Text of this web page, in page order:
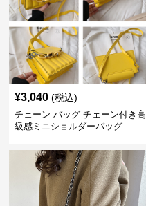
¥3,040 (税込)
チェーン バッグ チェーン付き高
級感ミニショルダーバッグ